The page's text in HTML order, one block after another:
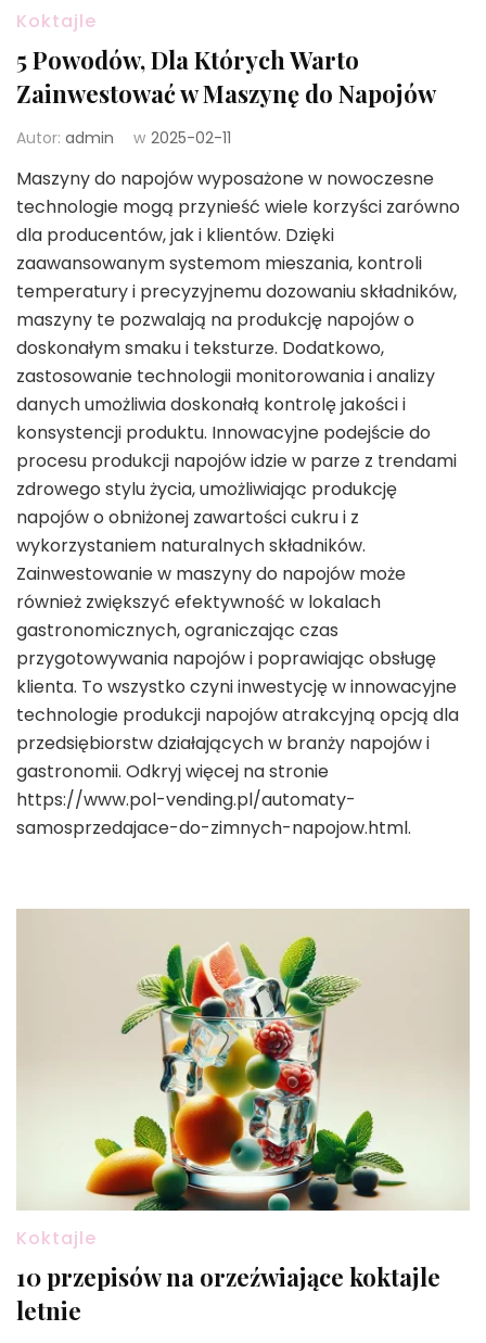
Koktajle
5 Powodów, Dla Których Warto
Zainwestować w Maszynę do Napojów
Autor: admin w 2025-02-11
Maszyny do napojów wyposażone w nowoczesne
technologie mogą przynieść wiele korzyści zarówno
dla producentów, jak i klientów. Dzięki
zaawansowanym systemom mieszania, kontroli
temperatury i precyzyjnemu dozowaniu składników,
maszyny te pozwalają na produkcję napojów o
doskonałym smaku i teksturze. Dodatkowo,
zastosowanie technologii monitorowania i analizy
danych umożliwia doskonałą kontrolę jakości i
konsystencji produktu. Innowacyjne podejście do
procesu produkcji napojów idzie w parze z trendami
zdrowego stylu życia, umożliwiając produkcję
napojów o obniżonej zawartości cukru i z
wykorzystaniem naturalnych składników.
Zainwestowanie w maszyny do napojów może
również zwiększyć efektywność w lokalach
gastronomicznych, ograniczając czas
przygotowywania napojów i poprawiając obsługę
klienta. To wszystko czyni inwestycję w innowacyjne
technologie produkcji napojów atrakcyjną opcją dla
przedsiębiorstw działających w branży napojów i
gastronomii. Odkryj więcej na stronie
https://www.pol-vending.pl/automaty-
samosprzedajace-do-zimnych-napojow.html.
Koktajle
10 przepisów na orzeźwiające koktajle
letnie